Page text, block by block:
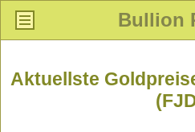
Bullion
Aktuellste